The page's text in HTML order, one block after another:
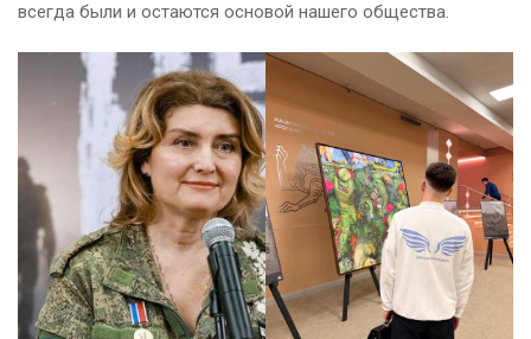
всегда были и остаются основой нашего общества.